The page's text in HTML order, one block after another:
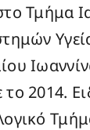
Τμήμα
2014.